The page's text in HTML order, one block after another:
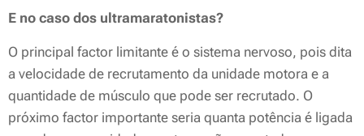
E no caso dos ultramaratonistas?
O principal factor limitante é o sistema nervoso, pois dita
a velocidade de recrutamento da unidade motora e a
quantidade de músculo que pode ser recrutado. O
próximo factor importante seria quanta potência é ligada